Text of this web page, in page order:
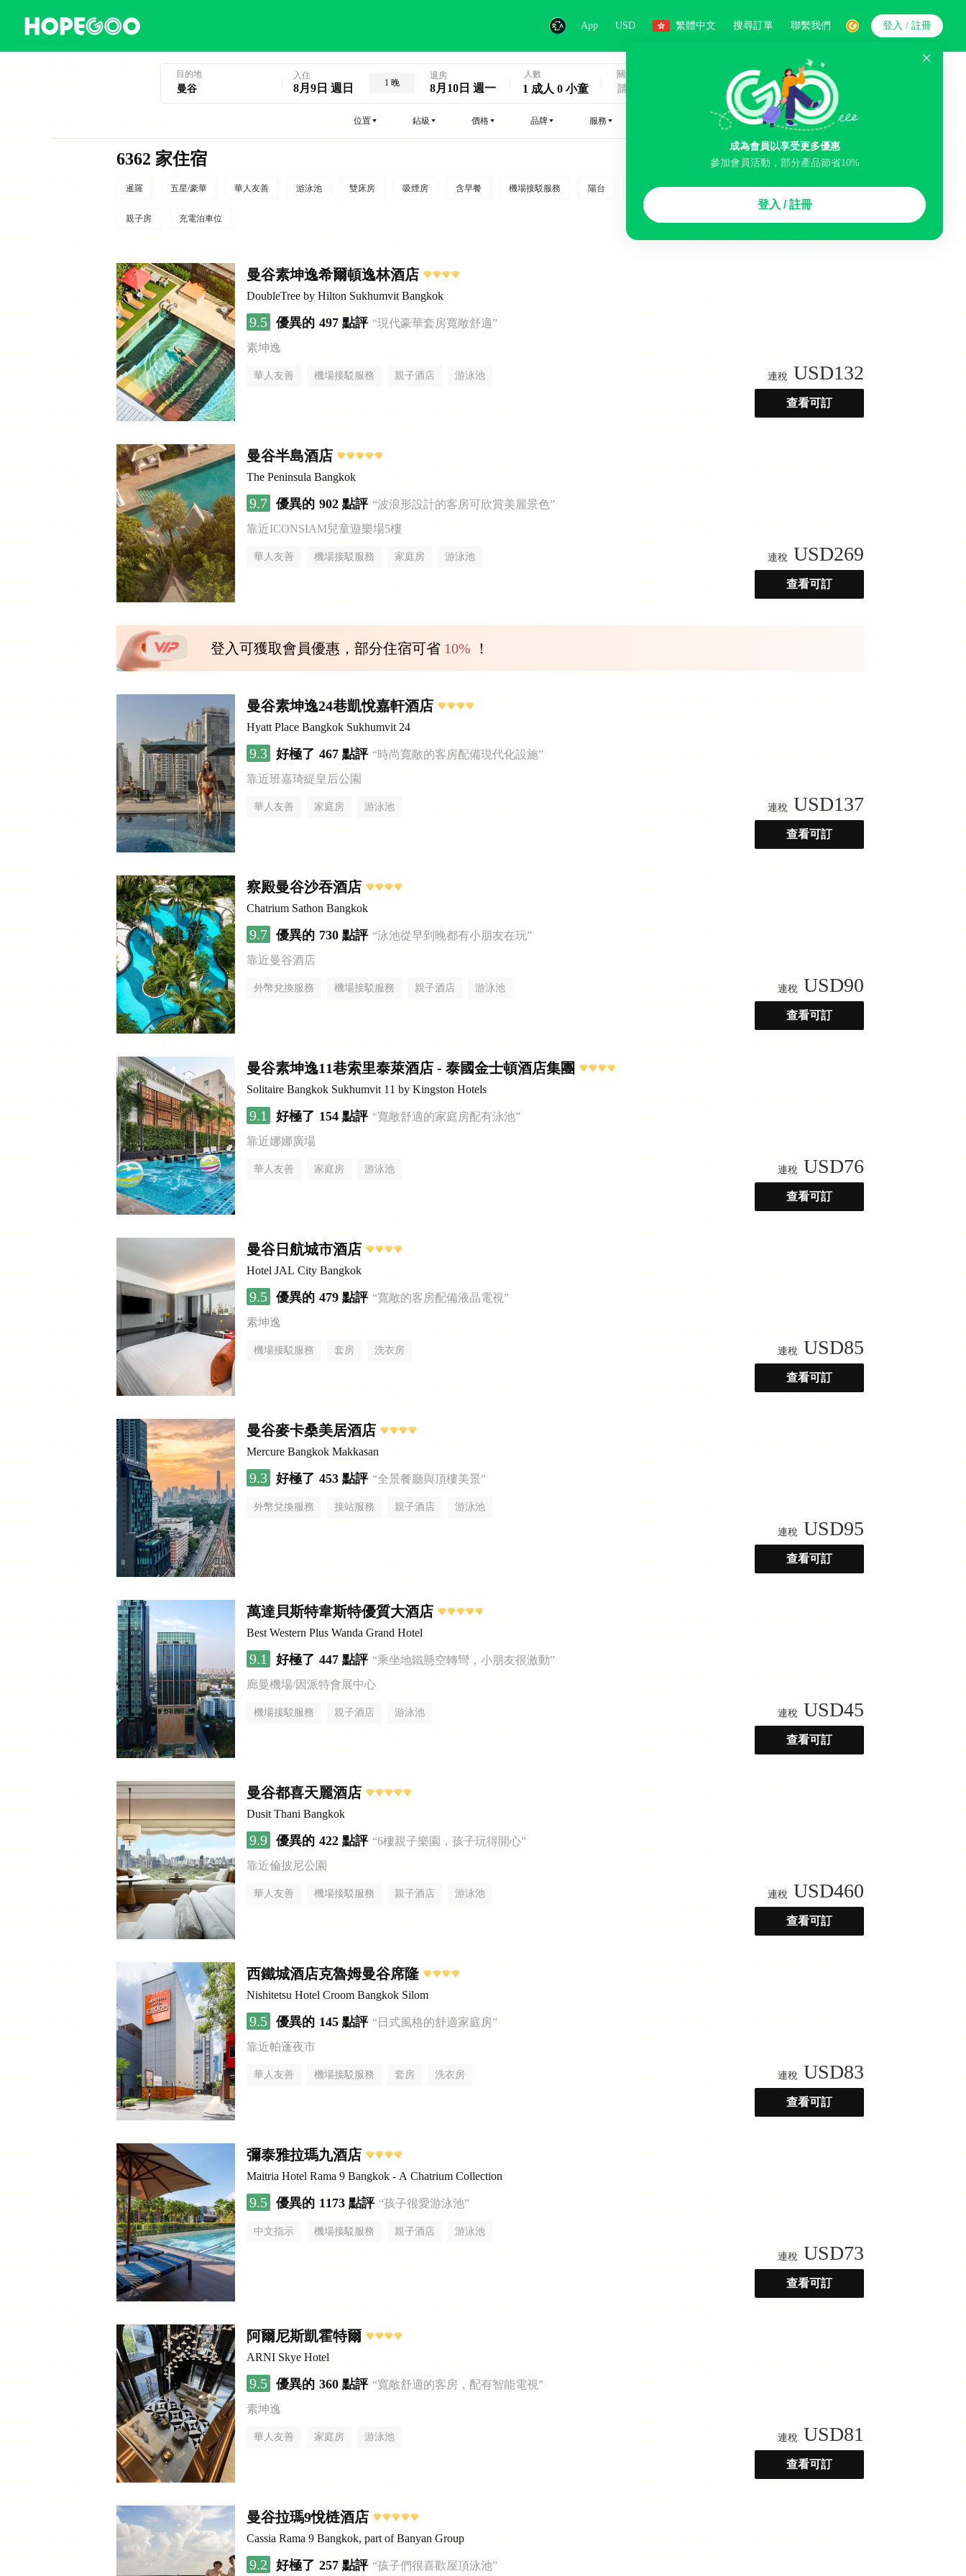
App USD 繁體中文 搜尋訂單 聯繫我們
成為會員以享受更多優惠
參加會員活動，部分產品節省10%
登入 / 註冊
登入 / 註冊
目的地 入住
8月9日 週日 1 晚
退房
8月10日 週一
人數
1 成人 0 小童
關鍵字
搜索
位置 鉆級 價格 品牌 服務
6362 家住宿
暹羅 五星/豪華 華人友善 游泳池 雙床房 吸煙房 含早餐 機場接駁服務 陽台 行李寄存服務 免費取消 民宿 泊車場
親子房 充電泊車位
智能排序
曼谷素坤逸希爾頓逸林酒店
DoubleTree by Hilton Sukhumvit Bangkok
9.5 優異的 497 點評 “現代豪華套房寬敞舒適”
素坤逸
華人友善 機場接駁服務 親子酒店 游泳池 連稅 USD132
查看可訂
曼谷半島酒店
The Peninsula Bangkok
9.7 優異的 902 點評 “波浪形設計的客房可欣賞美麗景色”
靠近ICONSIAM兒童遊樂場5樓
華人友善 機場接駁服務 家庭房 游泳池 連稅 USD269
查看可訂
登入可獲取會員優惠，部分住宿可省 10% ！
曼谷素坤逸24巷凱悅嘉軒酒店
Hyatt Place Bangkok Sukhumvit 24
9.3 好極了 467 點評 “時尚寬敞的客房配備現代化設施”
靠近班嘉琦緹皇后公園
華人友善 家庭房 游泳池 連稅 USD137
查看可訂
察殿曼谷沙吞酒店
Chatrium Sathon Bangkok
9.7 優異的 730 點評 “泳池從早到晚都有小朋友在玩”
靠近曼谷酒店
外幣兌換服務 機場接駁服務 親子酒店 游泳池 連稅 USD90
查看可訂
曼谷素坤逸11巷索里泰萊酒店 - 泰國金士頓酒店集團
Solitaire Bangkok Sukhumvit 11 by Kingston Hotels
9.1 好極了 154 點評 “寬敞舒適的家庭房配有泳池”
靠近娜娜廣場
華人友善 家庭房 游泳池 連稅 USD76
查看可訂
曼谷日航城市酒店
Hotel JAL City Bangkok
9.5 優異的 479 點評 “寬敞的客房配備液晶電視”
素坤逸
機場接駁服務 套房 洗衣房 連稅 USD85
查看可訂
曼谷麥卡桑美居酒店
Mercure Bangkok Makkasan
9.3 好極了 453 點評 “全景餐廳與頂樓美景”
外幣兌換服務 接站服務 親子酒店 游泳池
連稅 USD95
查看可訂
萬達貝斯特韋斯特優質大酒店
Best Western Plus Wanda Grand Hotel
9.1 好極了 447 點評 “乘坐地鐵懸空轉彎，小朋友很激動”
廊曼機場/因派特會展中心
機場接駁服務 親子酒店 游泳池 連稅 USD45
查看可訂
曼谷都喜天麗酒店
Dusit Thani Bangkok
9.9 優異的 422 點評 “6樓親子樂園，孩子玩得開心”
靠近倫披尼公園
華人友善 機場接駁服務 親子酒店 游泳池 連稅 USD460
查看可訂
西鐵城酒店克魯姆曼谷席隆
Nishitetsu Hotel Croom Bangkok Silom
9.5 優異的 145 點評 “日式風格的舒適家庭房”
靠近帕蓬夜市
華人友善 機場接駁服務 套房 洗衣房 連稅 USD83
查看可訂
彌泰雅拉瑪九酒店
Maitria Hotel Rama 9 Bangkok - A Chatrium Collection
9.5 優異的 1173 點評 “孩子很愛游泳池”
中文指示 機場接駁服務 親子酒店 游泳池
連稅 USD73
查看可訂
阿爾尼斯凱霍特爾
ARNI Skye Hotel
9.5 優異的 360 點評 “寬敞舒適的客房，配有智能電視”
素坤逸
華人友善 家庭房 游泳池 連稅 USD81
查看可訂
曼谷拉瑪9悅梿酒店
Cassia Rama 9 Bangkok, part of Banyan Group
9.2 好極了 257 點評 “孩子們很喜歡屋頂泳池”